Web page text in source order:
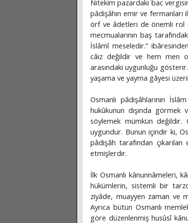
Nitekim pazardaki bac
pâdişâhın emir ve
örf ve âdetleri de önemli rol
mecmualarının baş
İslâmî meseledir.”
câiz değildir ve hem men
arasındaki uygunluğu
yaşama ve yayma gâyesi
Osmanlı pâdişâhlarının
hukûkunun dışında
söylemek mümkün
uygundur. Bunun içindir ki,
pâdişâh tarafından
etmişlerdir.
İlk Osmanlı kânunnâmeleri,
hükümlerin, sistemli bir
ziyâde, muayyen zaman ve
Ayrıca bütün Osmanlı
göre düzenlenmiş husûsî